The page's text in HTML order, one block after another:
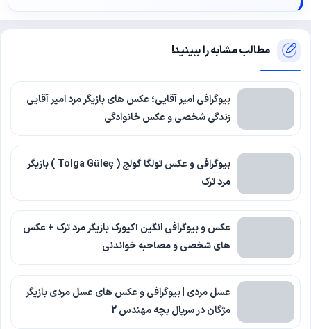
مطالب مشابه را ببینید!
بیوگرافی امیر آقایی؛ عکس های بازیگر مرد امیر آقایی
زندگی شخصی و عکس خانوادگی
بیوگرافی و عکس تولگا گولچ ( Tolga Güleç ) بازیگر
مرد ترک
عکس و بیوگرافی انگین آکیورک بازیگر مرد ترک + عکس
های شخصی و مصاحبه خواندنی
عسل مردی | بیوگرافی و عکس های عسل مردی بازیگر
مژگان در سریال بچه مهندس 2